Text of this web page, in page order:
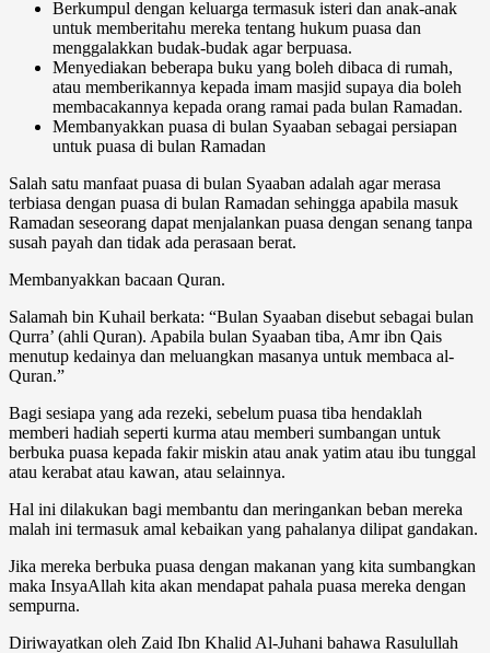
Berkumpul dengan keluarga termasuk isteri dan anak-anak
untuk memberitahu mereka tentang hukum puasa dan
menggalakkan budak-budak agar berpuasa.
Menyediakan beberapa buku yang boleh dibaca di rumah,
atau memberikannya kepada imam masjid supaya dia boleh
membacakannya kepada orang ramai pada bulan Ramadan.
Membanyakkan puasa di bulan Syaaban sebagai persiapan
untuk puasa di bulan Ramadan
Salah satu manfaat puasa di bulan Syaaban adalah agar merasa
terbiasa dengan puasa di bulan Ramadan sehingga apabila masuk
Ramadan seseorang dapat menjalankan puasa dengan senang tanpa
susah payah dan tidak ada perasaan berat.
Membanyakkan bacaan Quran.
Salamah bin Kuhail berkata: “Bulan Syaaban disebut sebagai bulan
Qurra’ (ahli Quran). Apabila bulan Syaaban tiba, Amr ibn Qais
menutup kedainya dan meluangkan masanya untuk membaca al-
Quran.”
Bagi sesiapa yang ada rezeki, sebelum puasa tiba hendaklah
memberi hadiah seperti kurma atau memberi sumbangan untuk
berbuka puasa kepada fakir miskin atau anak yatim atau ibu tunggal
atau kerabat atau kawan, atau selainnya.
Hal ini dilakukan bagi membantu dan meringankan beban mereka
malah ini termasuk amal kebaikan yang pahalanya dilipat gandakan.
Jika mereka berbuka puasa dengan makanan yang kita sumbangkan
maka InsyaAllah kita akan mendapat pahala puasa mereka dengan
sempurna.
Diriwayatkan oleh Zaid Ibn Khalid Al-Juhani bahawa Rasulullah